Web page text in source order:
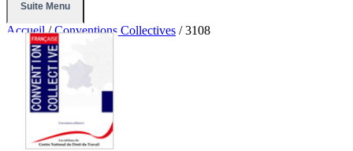
Suite Menu
Accueil / Conventions Collectives / 3108